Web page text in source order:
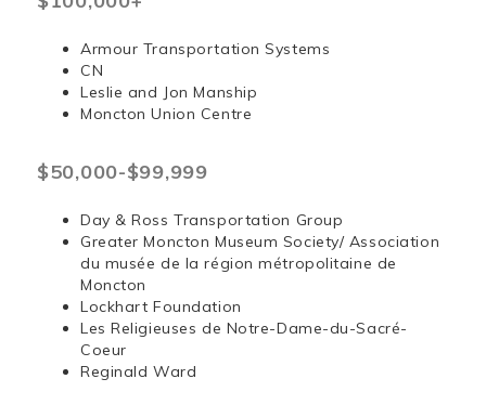
Armour Transportation Systems
CN
Leslie and Jon Manship
Moncton Union Centre
$50,000-$99,999
Day & Ross Transportation Group
Greater Moncton Museum Society/ Association
du musée de la région métropolitaine de
Moncton
Lockhart Foundation
Les Religieuses de Notre-Dame-du-Sacré-
Coeur
Reginald Ward